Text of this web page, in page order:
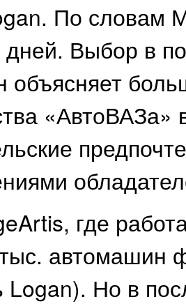
По словам
дней. Выбор в
объясняет
«АвтоВАЗа»
где
автомашин
Logan). Но в